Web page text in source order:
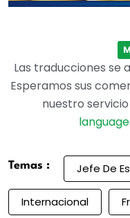
Las traducciones se
Esperamos sus
nuestro
Temas : Jefe De
Internacional